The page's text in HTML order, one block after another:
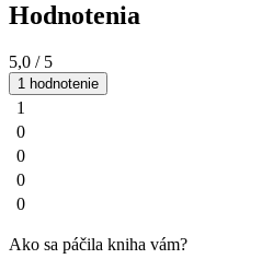
Hodnotenia
5,0 / 5
1 hodnotenie
1
0
0
0
0
Ako sa páčila kniha vám?